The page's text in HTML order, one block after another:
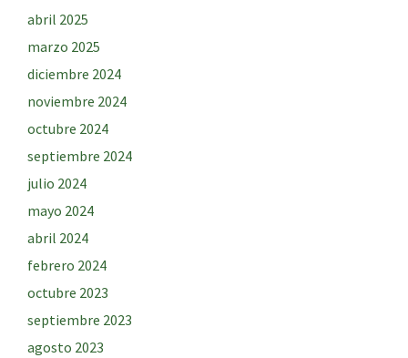
abril 2025
marzo 2025
diciembre 2024
noviembre 2024
octubre 2024
septiembre 2024
julio 2024
mayo 2024
abril 2024
febrero 2024
octubre 2023
septiembre 2023
agosto 2023